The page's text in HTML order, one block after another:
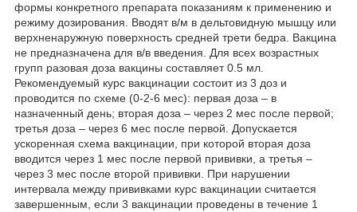
формы конкретного препарата показаниям к применению и
режиму дозирования. Вводят в/м в дельтовидную мышцу или
верхненаружную поверхность средней трети бедра. Вакцина
не предназначена для в/в введения. Для всех возрастных
групп разовая доза вакцины составляет 0.5 мл.
Рекомендуемый курс вакцинации состоит из 3 доз и
проводится по схеме (0-2-6 мес): первая доза – в
назначенный день; вторая доза – через 2 мес после первой;
третья доза – через 6 мес после первой. Допускается
ускоренная схема вакцинации, при которой вторая доза
вводится через 1 мес после первой прививки, а третья –
через 3 мес после второй прививки. При нарушении
интервала между прививками курс вакцинации считается
завершенным, если 3 вакцинации проведены в течение 1